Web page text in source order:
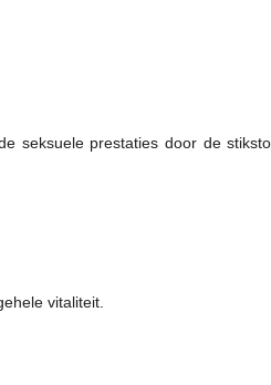
seksuele prestaties door de
vitaliteit.